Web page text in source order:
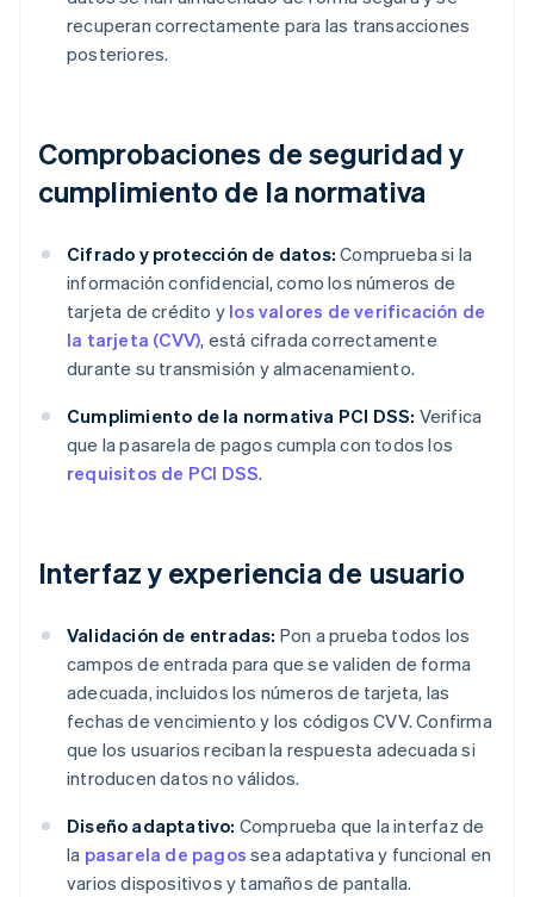
recuperan correctamente para las transacciones
posteriores.
Comprobaciones de seguridad y
cumplimiento de la normativa
Cifrado y protección de datos: Comprueba si la
información confidencial, como los números de
tarjeta de crédito y los valores de verificación de
la tarjeta (CVV), está cifrada correctamente
durante su transmisión y almacenamiento.
Cumplimiento de la normativa PCI DSS: Verifica
que la pasarela de pagos cumpla con todos los
requisitos de PCI DSS.
Interfaz y experiencia de usuario
Validación de entradas: Pon a prueba todos los
campos de entrada para que se validen de forma
adecuada, incluidos los números de tarjeta, las
fechas de vencimiento y los códigos CVV. Confirma
que los usuarios reciban la respuesta adecuada si
introducen datos no válidos.
Diseño adaptativo: Comprueba que la interfaz de
la pasarela de pagos sea adaptativa y funcional en
varios dispositivos y tamaños de pantalla.